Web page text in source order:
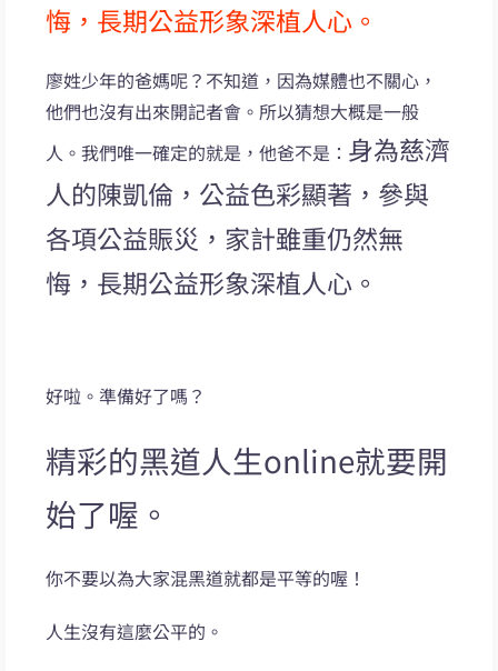
悔，長期公益形象深植人心。
廖姓少年的爸媽呢？不知道，因為媒體也不關心，
他們也沒有出來開記者會。所以猜想大概是一般
人。我們唯一確定的就是，他爸不是： 身為慈濟
人的陳凱倫，公益色彩顯著，參與
各項公益賑災，家計雖重仍然無
悔，長期公益形象深植人心。
好啦。準備好了嗎？
精彩的黑道人生online就要開
始了喔。
你不要以為大家混黑道就都是平等的喔！
人生沒有這麼公平的。